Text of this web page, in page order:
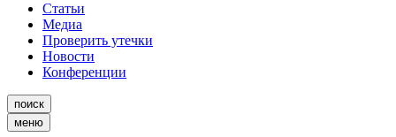
Статьи
Медиа
Проверить утечки
Новости
Конференции
поиск
меню